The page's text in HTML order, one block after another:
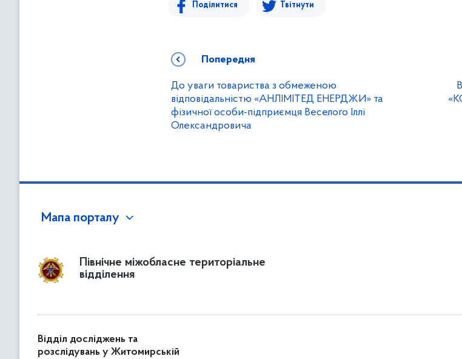
Поділитися Твітнути
Попередня
До уваги товариства з обмеженою
відповідальністю «АНЛІМІТЕД ЕНЕРДЖИ» та
фізичної особи-підприємця Веселого Іллі
Олександровича
Мапа порталу
Північне міжобласне територіальне
відділення
Відділ досліджень та
розслідувань у Житомирській